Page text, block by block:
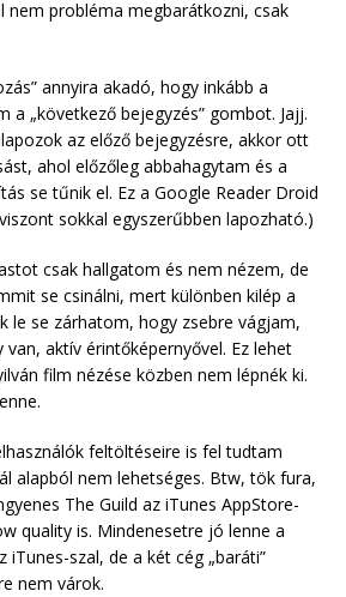
nem probléma megbarátkozni, csak
annyira akadó, hogy inkább a
a „következő bejegyzés” gombot. Jajj.
az előző bejegyzésre, akkor ott
ahol előzőleg abbahagytam és a
se tűnik el. Ez a Google Reader Droid
sokkal egyszerűbben lapozható.)
csak hallgatom és nem nézem, de
se csinálni, mert különben kilép a
le se zárhatom, hogy zsebre vágjam,
van, aktív érintőképernyővel. Ez lehet
film nézése közben nem lépnék ki.
feltöltéseire is fel tudtam
alapból nem lehetséges. Btw, tök fura,
The Guild az iTunes AppStore-
quality is. Mindenesetre jó lenne a
iTunes-szal, de a két cég „baráti”
nem várok.